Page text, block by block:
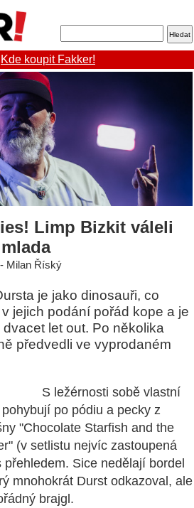
Kde koupit Fakker!
Limp Bizkit váleli
Milan Říský
je jako dinosauři, co
jejich podání pořád kope a je
let out. Po několika
předvedli ve vyprodaném
S ležérnosti sobě vlastní
po pódiu a pecky z
"Chocolate Starfish and the
(v setlistu nejvíc zastoupená
Sice nedělají bordel
mnohokrát Durst odkazoval, ale
brajgl.